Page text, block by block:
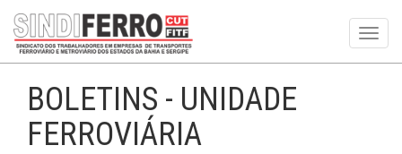
BOLETINS - UNIDADE
FERROVIÁRIA